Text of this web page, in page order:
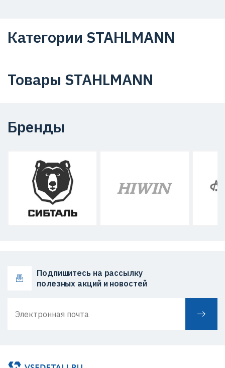
Категории STAHLMANN
Товары STAHLMANN
Бренды
Подпишитесь на рассылку
полезных акций и новостей